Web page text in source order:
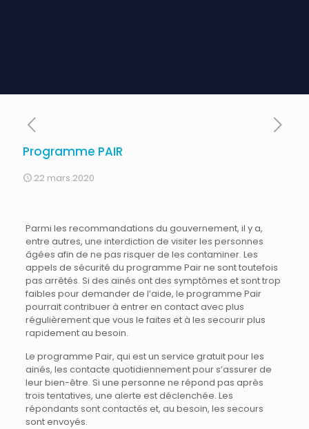
Programme PAIR
22 mars 2020
Parmi les recommandations du gouvernement, il y a,
entre autres, une interdiction de visiter les personnes
âgées afin de ne pas risquer de les contaminer. Les
appels de sécurité du programme Pair ne sont toutefois
pas arrêtés. Si des ainés ont des symptômes et sont trop
faibles pour demander de l’aide, le programme Pair
pourrait contribuer à entrer en contact avec plus
régulièrement que vous le faites et à les secourir plus
rapidement au besoin.
Le programme Pair, qui est un service gratuit pour les
ainés, les contacte quotidiennement pour s’assurer de
leur bien-être. Si une personne ne répond pas après
trois tentatives, une alerte est déclenchée. Les
répondants sont contactés et, au besoin, les secours
sont envoyés.